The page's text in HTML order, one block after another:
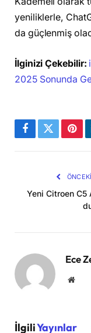
yeniliklerle,
da güçlenmiş
İlginizi Çekebilir:
2025 Sonunda
Facebook
Twitter
Yeni Citroen C5
Ece
İlgiliYayınlar